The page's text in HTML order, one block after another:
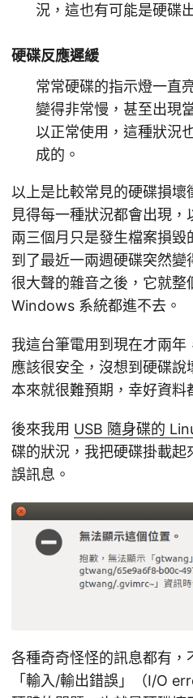
況，這也有可能是硬碟
硬碟反應遲緩
常常硬碟的指示燈一直
變得非常慢，甚至出現
以正常使用，這種狀況
成的。
以上是比較常見的硬碟損壞
見得每一種狀況都會出現
兩三個月只是發生檔案損毀
到了最近一兩週硬碟突然變
很大聲的雜音之後，它就整
Windows 系統都進不去。
我這台筆電用到現在才兩
應該很安全，沒想到硬碟說
本來就很難預期，幸好資料
後來我用 USB 隨身碟的
碟的狀況，我把硬碟掛載
誤訊息。
各種奇奇怪怪的訊息都有，
「輸入/輸出錯誤」（I/O